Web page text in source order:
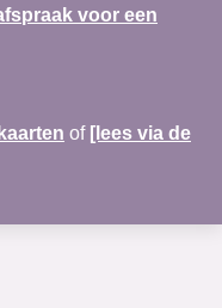
voor een
of [lees via de